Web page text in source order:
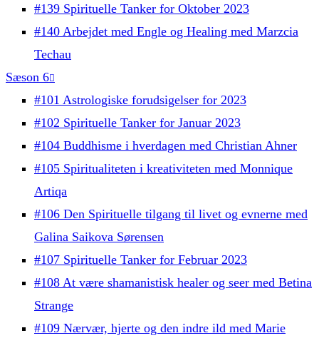
#139 Spirituelle Tanker for Oktober 2023
#140 Arbejdet med Engle og Healing med Marzcia
Techau
Sæson 6
#101 Astrologiske forudsigelser for 2023
#102 Spirituelle Tanker for Januar 2023
#104 Buddhisme i hverdagen med Christian Ahner
#105 Spiritualiteten i kreativiteten med Monnique
Artiqa
#106 Den Spirituelle tilgang til livet og evnerne med
Galina Saikova Sørensen
#107 Spirituelle Tanker for Februar 2023
#108 At være shamanistisk healer og seer med Betina
Strange
#109 Nærvær, hjerte og den indre ild med Marie